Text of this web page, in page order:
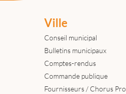
Ville
Conseil municipal
Bulletins municipaux
Comptes-rendus
Commande publique
Fournisseurs / Chorus Pro